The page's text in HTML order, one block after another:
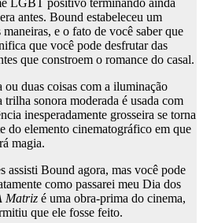
LGBT positivo terminando ainda
antes. Bound estabeleceu um
e o fato de você saber que
que você pode desfrutar das
que constroem o romance do casal.
ou duas coisas com a iluminação
trilha sonora moderada é usada com
inesperadamente grosseira se torna
do elemento cinematográfico em que
magia.
assisti Bound agora, mas você pode
como passarei meu Dia dos
Matriz é uma obra-prima do cinema,
que ele fosse feito.